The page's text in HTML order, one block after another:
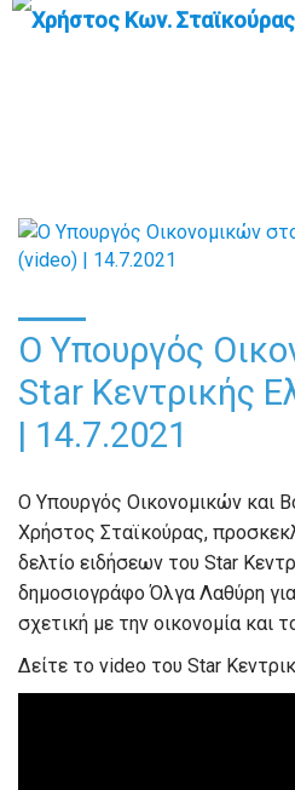
Ο Υπουργός
Star Κεντρικής
| 14.7.2021
Ο Υπουργός Οικονομικών και
Χρήστος Σταϊκούρας,
δελτίο ειδήσεων του Star
δημοσιογράφο Όλγα Λαθύρη για
σχετική με την οικονομία και
Δείτε το video του Star